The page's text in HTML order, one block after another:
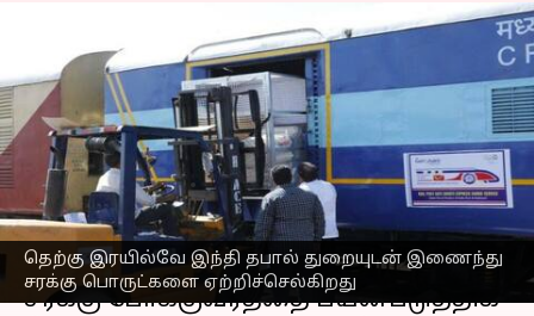
தெற்கு இரயில்வே இந்தி தபால் துறையுடன் இணைந்து
சரக்கு பொருட்களை ஏற்றிச்செல்கிறது
இந்திய ரயில் தபால், வீடு
தேடி பார்சல்
பெற்றுக்கொள்ளும்
சேவை
எழுதியவர் Siranjeevi Feb 20, 2023 12:34 pm
செய்தி முன்னோட்டம்
சரக்கு போக்குவரத்தை பயன்படுத்திக்